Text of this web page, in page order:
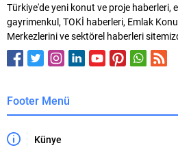
Türkiye'de yeni konut ve proje haberleri,
gayrimenkul, TOKİ haberleri, Emlak
Merkezlerini ve sektörel haberleri
Footer Menü
Künye